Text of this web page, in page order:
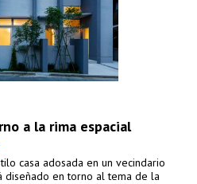
a la rima espacial
casa adosada en un vecindario
diseñado en torno al tema de la